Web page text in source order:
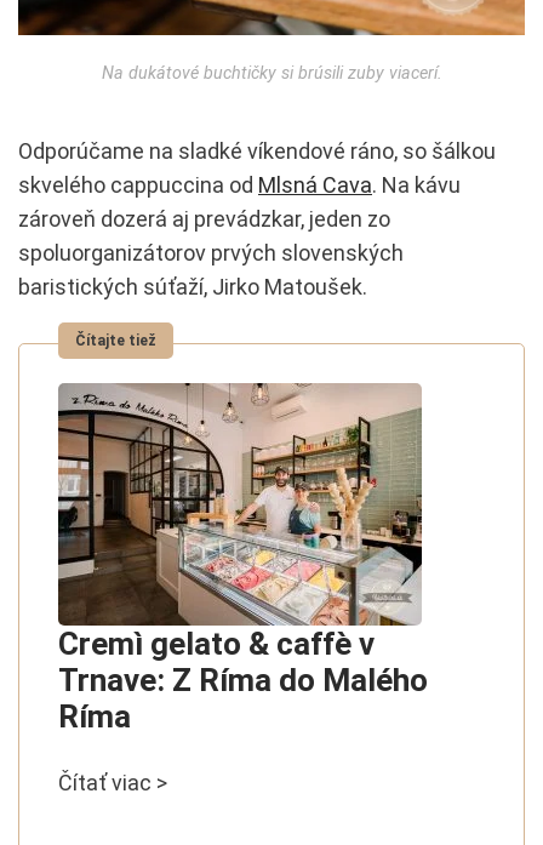
Na dukátové buchtičky si brúsili zuby viacerí.
Odporúčame na sladké víkendové ráno, so šálkou
skvelého cappuccina od Mlsná Cava. Na kávu
zároveň dozerá aj prevádzkar, jeden zo
spoluorganizátorov prvých slovenských
baristických súťaží, Jirko Matoušek.
Cremì gelato & caffè v
Trnave: Z Ríma do Malého
Ríma
Čítať viac >